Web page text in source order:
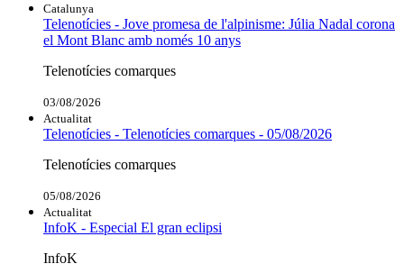
Catalunya
Telenotícies - Jove promesa de l'alpinisme: Júlia Nadal corona
el Mont Blanc amb només 10 anys
Telenotícies comarques
03/08/2026
Actualitat
Telenotícies - Telenotícies comarques - 05/08/2026
Telenotícies comarques
05/08/2026
Actualitat
InfoK - Especial El gran eclipsi
InfoK